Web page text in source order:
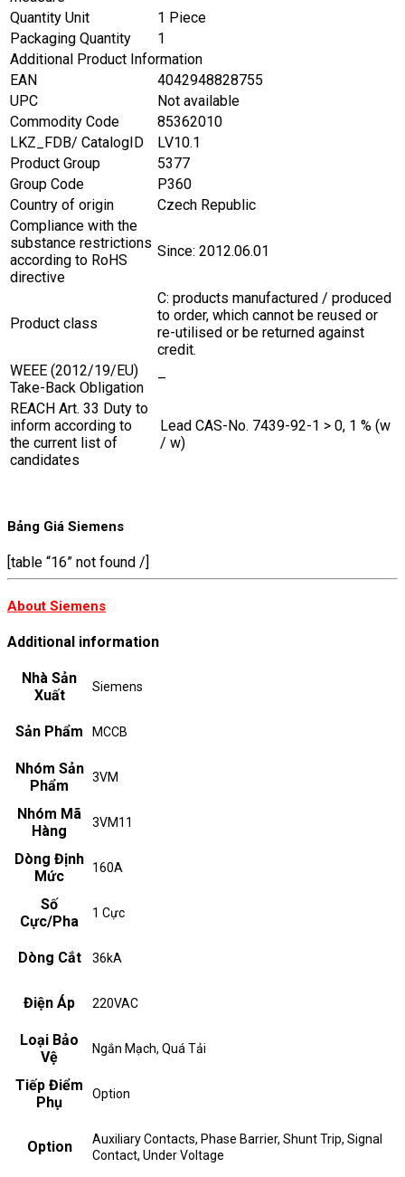
Quantity Unit
1 Piece
Packaging Quantity
1
Additional Product Information
EAN
4042948828755
UPC
Not available
Commodity Code
85362010
LKZ_FDB/ CatalogID
LV10.1
Product Group
5377
Group Code
P360
Country of origin
Czech Republic
Compliance with the
substance restrictions
according to RoHS
directive
Since: 2012.06.01
Product class
C: products manufactured / produced
to order, which cannot be reused or
re-utilised or be returned against
credit.
WEEE (2012/19/EU)
Take-Back Obligation
–
REACH Art. 33 Duty to
inform according to
the current list of
candidates
Lead CAS-No. 7439-92-1 > 0, 1 % (w
/ w)
Bảng Giá Siemens
[table “16” not found /]
About Siemens
Additional information
Nhà Sản
Xuất
Siemens
Sản Phẩm MCCB
Nhóm Sản
Phẩm
3VM
Nhóm Mã
Hàng
3VM11
Dòng Định
Mức
160A
Số
Cực/Pha
1 Cực
Dòng Cắt 36kA
Điện Áp 220VAC
Loại Bảo
Vệ
Ngắn Mạch, Quá Tải
Tiếp Điểm
Phụ
Option
Option
Auxiliary Contacts, Phase Barrier, Shunt Trip, Signal
Contact, Under Voltage